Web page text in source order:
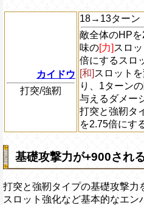
カイドウ
打突/強靭
18→13ターン
敵全体のHP
味の[力] スロ
倍にするスロ
[和] スロット
り、1ターン
与えるダメー
打突と強靭タ
を2.75倍にす
基礎攻撃力が+900され
打突と強靭タイプの基礎攻撃力
スロット強化など基本的なエ